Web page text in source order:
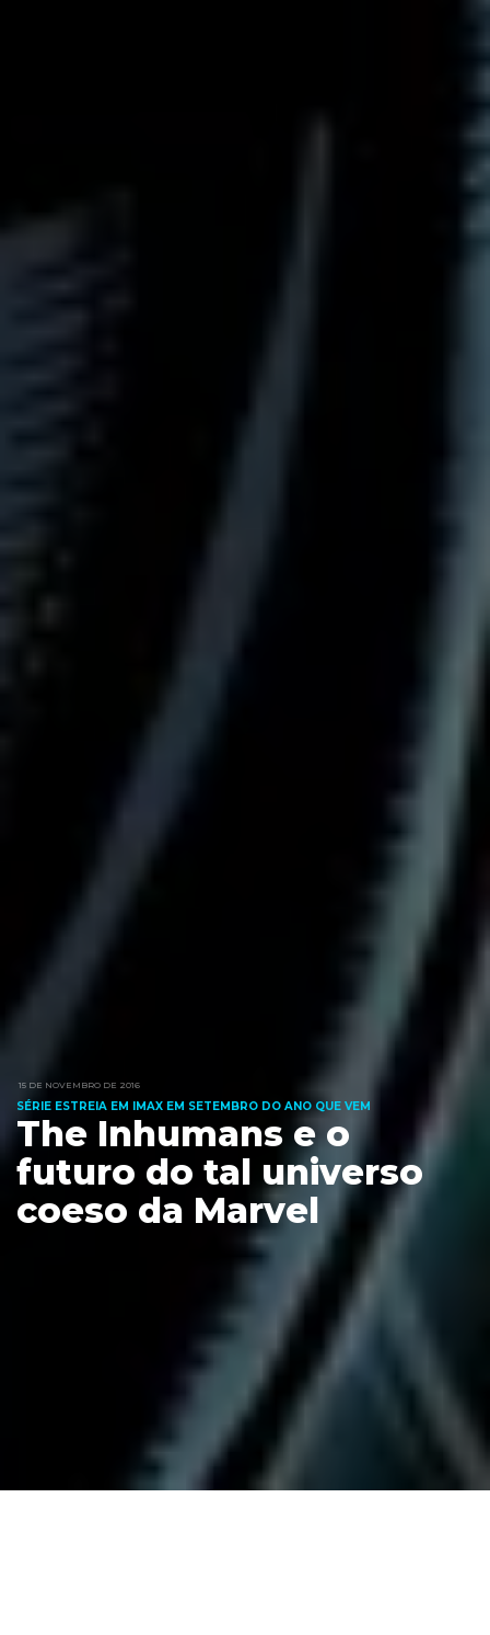
15 DE NOVEMBRO DE 2016
SÉRIE ESTREIA EM IMAX EM SETEMBRO DO ANO QUE VEM
The Inhumans e o
futuro do tal universo
coeso da Marvel